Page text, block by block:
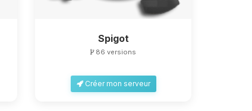
Spigot
86 versions
Créer mon serveur